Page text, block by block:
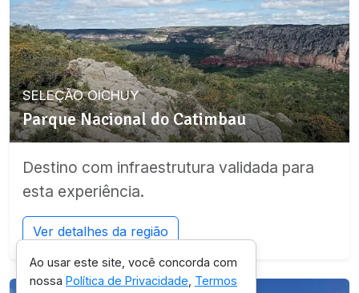
SELEÇÃO OICHUY
Parque Nacional do Catimbau
Destino com infraestrutura validada para
esta experiência.
Ver detalhes da região
Ao usar este site, você concorda com
nossa Política de Privacidade Termos